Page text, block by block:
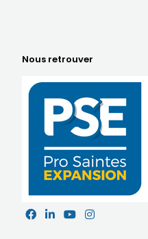
Nous retrouver